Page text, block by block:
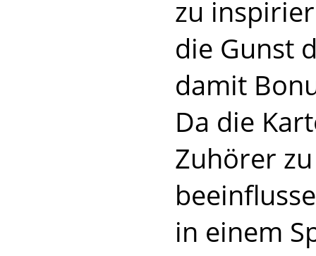
zu
die Gunst
damit
Da die
Zuhörer
in einem